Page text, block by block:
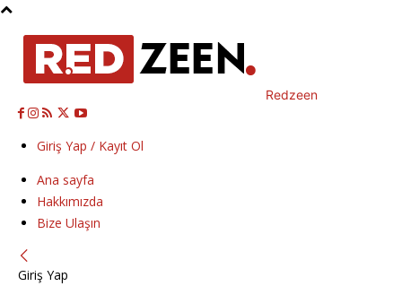
Redzeen
Giriş Yap / Kayıt Ol
Ana sayfa
Hakkımızda
Bize Ulaşın
Giriş Yap